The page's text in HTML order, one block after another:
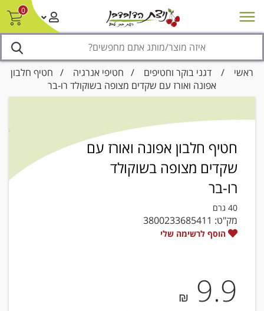
0
מבצעים סניפים צור קשר/ביטול הזמנה
ראשי / דגני בוקר וחטיפים / חטיפי אנרגיה / חטיף חלבון
אפונה ואורז עם שקדים מצופה בשוקולד רו-בר
חטיף חלבון אפונה ואורז עם
שקדים מצופה בשוקולד
רו-בר
40 גרם
מק"ט: 3800233685411
הוסף לרשימה שלי
9.9
₪